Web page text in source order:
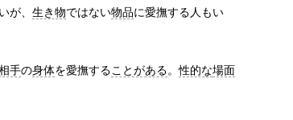
が、 生き物ではない物品に愛撫する人もい
手の身体を愛撫することがある。性的な場面